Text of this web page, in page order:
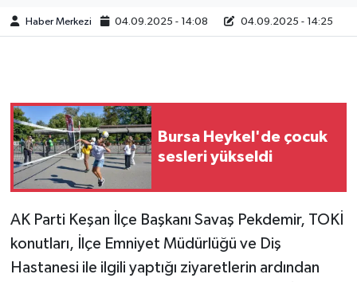
Haber Merkezi 04.09.2025 - 14:08 04.09.2025 - 14:25
Bursa Heykel'de çocuk
sesleri yükseldi
AK Parti Keşan İlçe Başkanı Savaş Pekdemir, TOKİ
konutları, İlçe Emniyet Müdürlüğü ve Diş
Hastanesi ile ilgili yaptığı ziyaretlerin ardından